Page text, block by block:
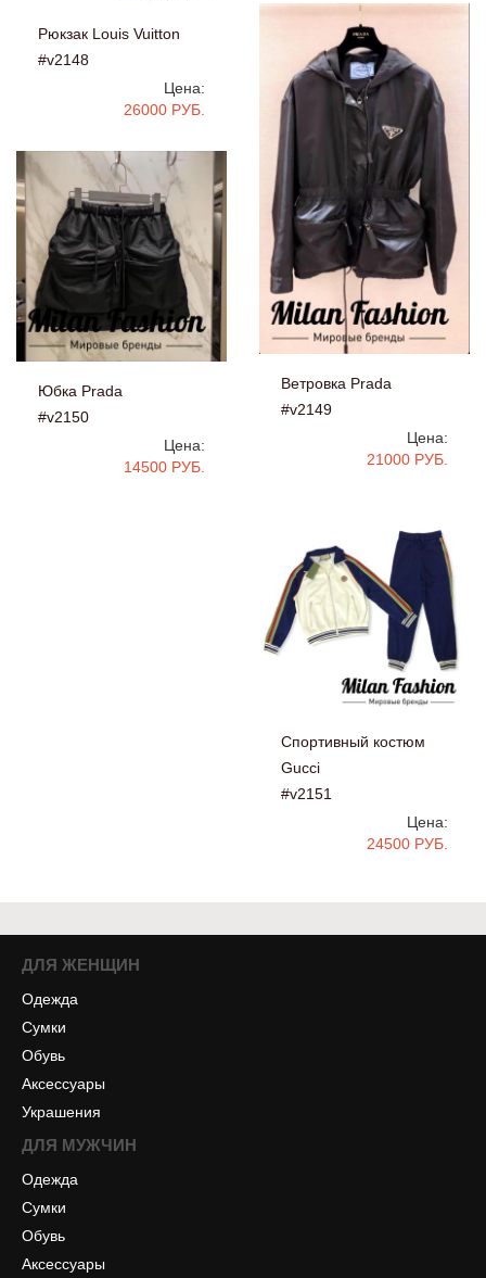
Рюкзак Louis Vuitton
#v2148
Цена:
26000 РУБ.
Ветровка Prada
#v2149
Цена:
21000 РУБ.
Юбка Prada
#v2150
Цена:
14500 РУБ.
Спортивный костюм
Gucci
#v2151
Цена:
24500 РУБ.
ДЛЯ ЖЕНЩИН
Одежда
Сумки
Обувь
Аксессуары
Украшения
ДЛЯ МУЖЧИН
Одежда
Сумки
Обувь
Аксессуары